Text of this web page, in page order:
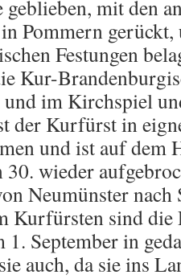
geblieben, mit den
Pommern gerückt,
Festungen
Kur-
und im Kirchspiel
der Kurfürst in
und ist auf dem
30. wieder
Neumünster nach
Kurfürsten sind die
1. September in
auch, da sie ins